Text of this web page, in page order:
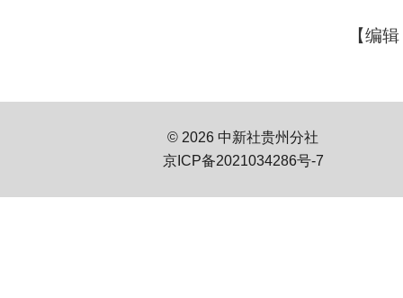
【编
© 2026 中新社贵州分社
京ICP备2021034286号-7